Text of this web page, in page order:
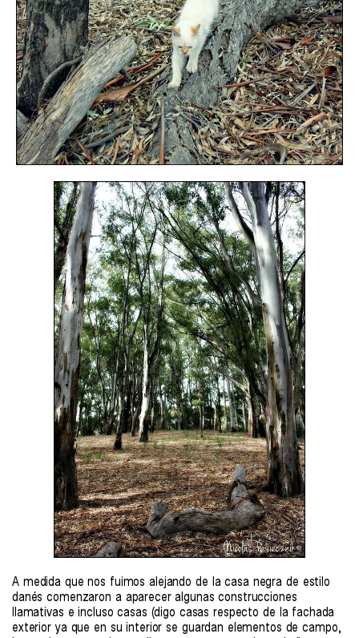
A medida que nos fuimos alejando de la casa negra de estilo
danés comenzaron a aparecer algunas construcciones
llamativas e incluso casas (digo casas respecto de la fachada
exterior ya que en su interior se guardan elementos de campo,